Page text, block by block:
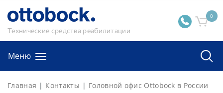
Технические средства реабилитации
0
Меню
Главная Контакты Головной офис Ottobock в России